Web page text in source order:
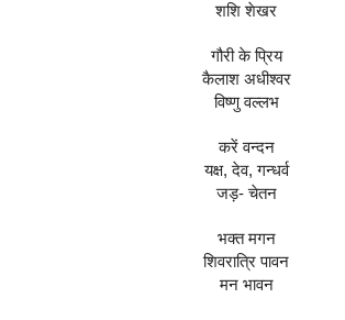
शशि शेखर
गौरी के प्रिय‎
कैलाश अधीश्वर
विष्णु वल्लभ
करें वन्दन
यक्ष, देव, गन्धर्व
जड़- चेतन
भक्त मगन
शिवरात्रि पावन
मन भावन